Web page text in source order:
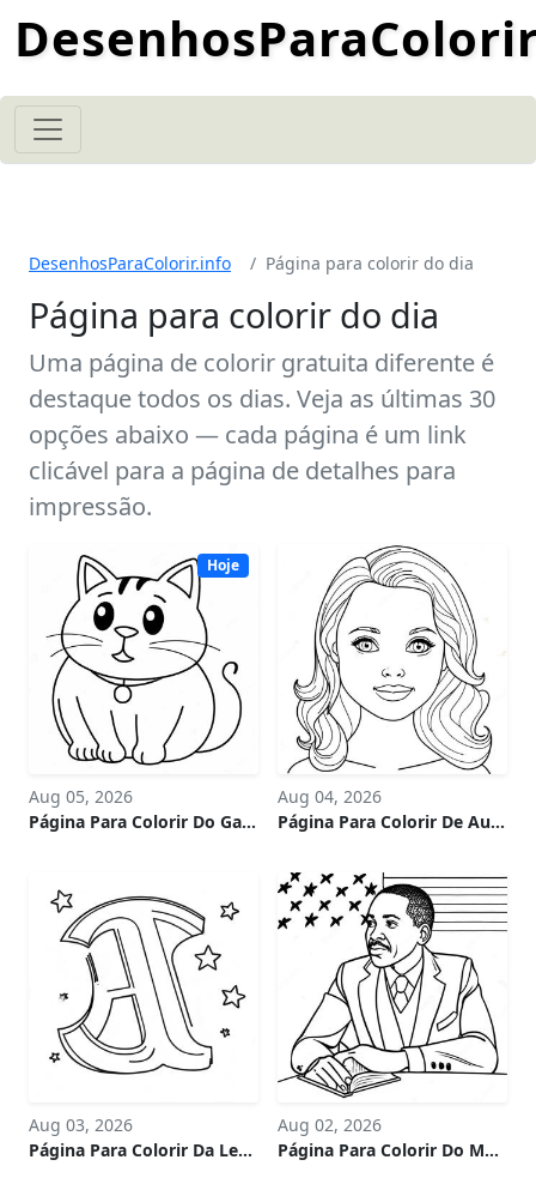
DesenhosParaColorir.info Página para colorir do dia
Página para colorir do dia
Uma página de colorir gratuita diferente é
destaque todos os dias. Veja as últimas 30
opções abaixo — cada página é um link
clicável para a página de detalhes para
impressão.
Hoje
Aug 05, 2026
Página Para Colorir Do Gato Gorducho Brincalhão
Aug 04, 2026
Página Para Colorir De Autoestima
Aug 03, 2026
Página Para Colorir Da Letra N Céu Noturno
Aug 02, 2026
Página Para Colorir Do Mês Da História Negra De Fevereiro